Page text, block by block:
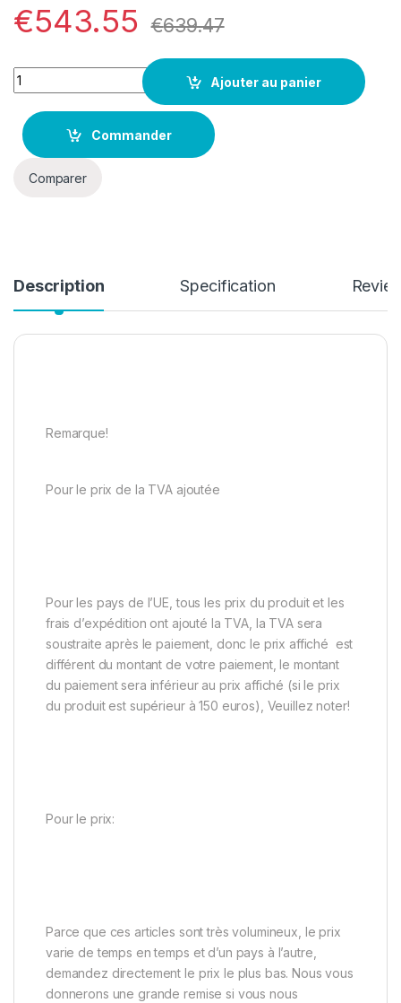
€543.55 €639.47
Quantity
Ajouter au panier
Commander
Comparer
Description Specification
Remarque!
Pour le prix de la TVA ajoutée
Pour les pays de l’UE, tous les prix du produit et les
frais d’expédition ont ajouté la TVA, la TVA sera
soustraite après le paiement, donc le prix affiché est
différent du montant de votre paiement, le montant
du paiement sera inférieur au prix affiché (si le prix
du produit est supérieur à 150 euros), Veuillez noter!
Pour le prix:
Parce que ces articles sont très volumineux, le prix
varie de temps en temps et d’un pays à l’autre,
demandez directement le prix le plus bas. Nous vous
donnerons une grande remise si vous nous